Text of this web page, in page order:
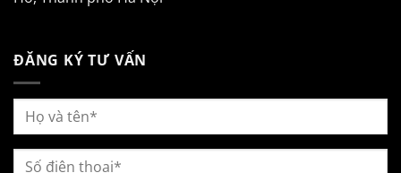
ĐĂNG KÝ TƯ VẤN